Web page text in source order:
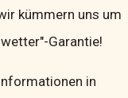
kümmern uns um
Garantie!
in